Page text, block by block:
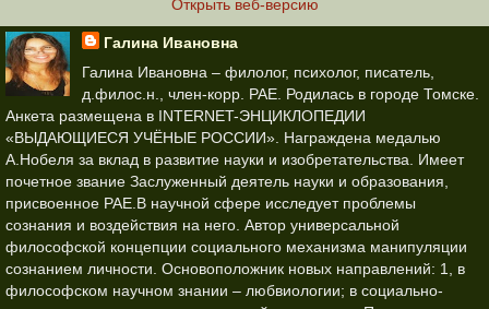
Открыть веб-версию
Галина Ивановна
Галина Ивановна – филолог, психолог, писатель,
д.филос.н., член-корр. РАЕ. Родилась в городе Томске.
Анкета размещена в INTERNET-ЭНЦИКЛОПЕДИИ
«ВЫДАЮЩИЕСЯ УЧЁНЫЕ РОССИИ». Награждена медалью
А.Нобеля за вклад в развитие науки и изобретательства. Имеет
почетное звание Заслуженный деятель науки и образования,
присвоенное РАЕ.В научной сфере исследует проблемы
сознания и воздействия на него. Автор универсальной
философской концепции социального механизма манипуляции
сознанием личности. Основоположник новых направлений: 1, в
философском научном знании – любвиологии; в социально-